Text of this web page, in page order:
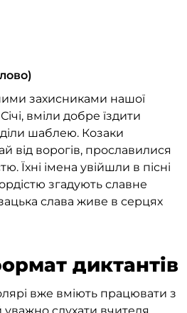
захисниками нашої
вміли добре їздити
шаблею. Козаки
від ворогів, прославилися
Їхні імена увійшли в пісні
згадують славне
слава живе в серцях
диктантів
вже вміють працювати з